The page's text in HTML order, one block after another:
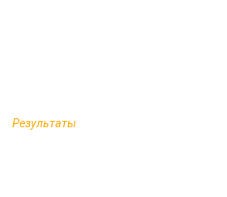
Результаты